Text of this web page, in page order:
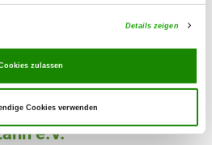
Details zeigen
zulassen
Cookies verwenden
e.V.